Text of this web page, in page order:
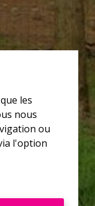
les
nous
ou
l'option